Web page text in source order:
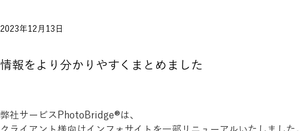
2023年12月13日
情報をより分かりやすくまとめました
弊社サービスPhotoBridge®︎は、